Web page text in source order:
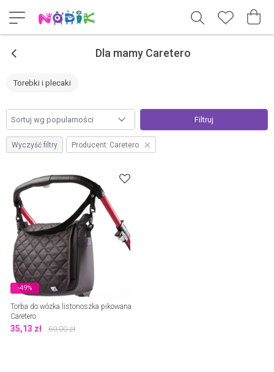
< Dla mamy Caretero
Torebki i plecaki
Filtruj
Wyczyść filtry Producent: Caretero
-49%
Torba do wózka listonoszka pikowana
Caretero
35,13 zł 69,00zł